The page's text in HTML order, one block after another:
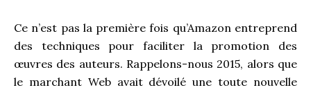
Ce n’est pas la première fois qu’Amazon entreprend
des techniques pour faciliter la promotion des
œuvres des auteurs. Rappelons-nous 2015, alors que
le marchant Web avait dévoilé une toute nouvelle